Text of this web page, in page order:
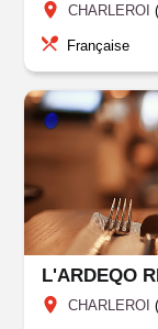
CHARLEROI (
Française
L'ARDEQO
CHARLEROI (